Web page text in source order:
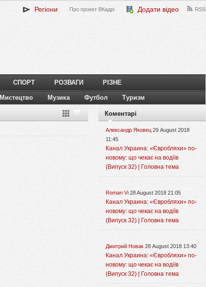
Регіони Про проект ВКадрі Додати відео RSS
СПОРТ РОЗВАГИ РІЗНЕ
Мистецтво Музика Футбол Туризм
Коментарі
Александр Яковец 29 August 2018
11:45
Канал Украина: «Євробляхи» по-
новому: що чекає на водіїв
(Випуск 32) | Головна тема
Roman Vi 28 August 2018 21:05
Канал Украина: «Євробляхи» по-
новому: що чекає на водіїв
(Випуск 32) | Головна тема
Дмитрий Новак 28 August 2018 13:40
Канал Украина: «Євробляхи» по-
новому: що чекає на водіїв
(Випуск 32) | Головна тема